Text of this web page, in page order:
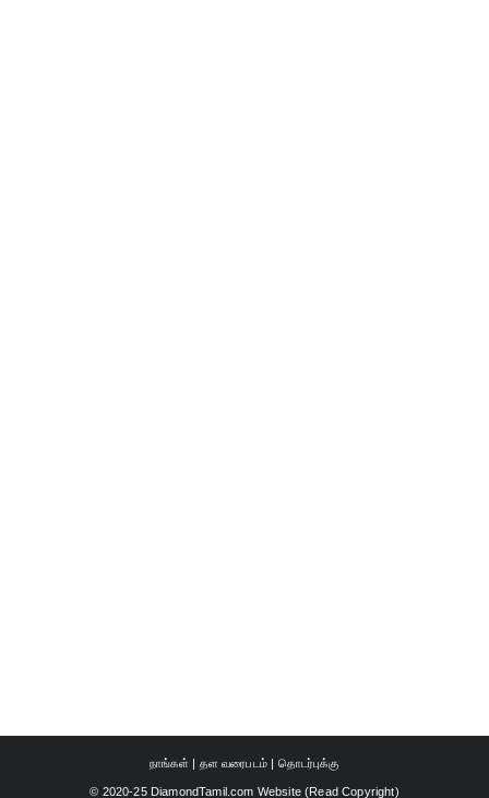
நாங்கள் | தள வரைபடம் | தொடர்புக்கு
© 2020-25 DiamondTamil.com Website (Read Copyright)